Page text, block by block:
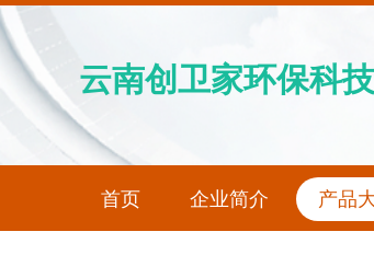
云南创卫家环保科
首页 企业简介 产品